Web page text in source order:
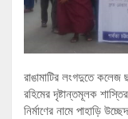
রাঙামাটির লংগদুতে কলেজ
রহিমের দৃষ্টান্তমূলক
নির্মাণের নামে পাহাড়ি